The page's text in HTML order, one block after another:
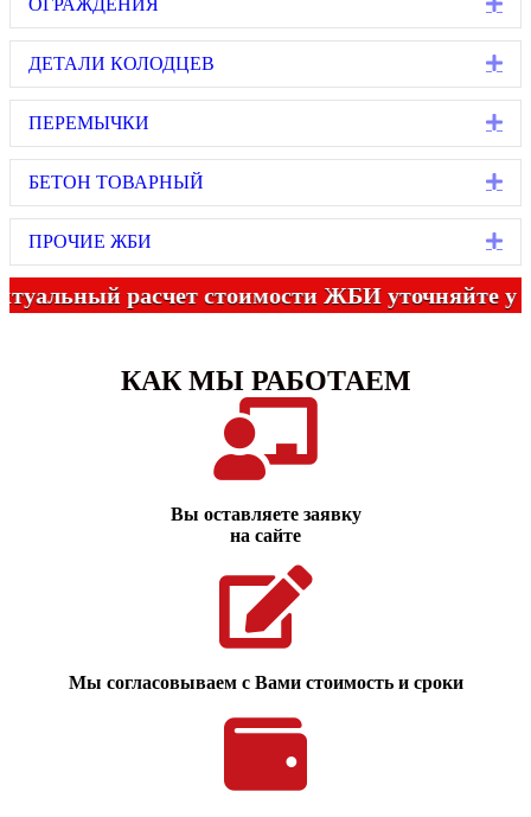
ДЕТАЛИ КОЛОДЦЕВ
ПЕРЕМЫЧКИ
БЕТОН ТОВАРНЫЙ
ПРОЧИЕ ЖБИ
расчет стоимости ЖБИ уточняйте у
КАК МЫ РАБОТАЕМ
Вы оставляете заявку
на сайте
Мы согласовываем с Вами стоимость и сроки